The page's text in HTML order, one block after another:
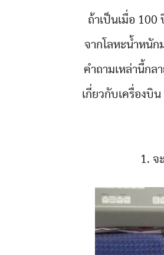
ถ้าเป็นเมื่อ 100
จากโลหะน้ำหนั
คำถามเหล่านี้กล
เกี่ยวกับเครื่องบิ
1. จ